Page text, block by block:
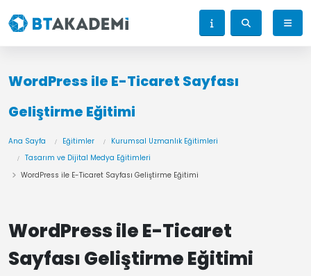
WordPress ile E-Ticaret Sayfası
Geliştirme​ Eğitimi
Ana Sayfa Eğitimler
Kurumsal Uzmanlık Eğitimleri
Tasarım ve Dijital Medya Eğitimleri
WordPress ile E-Ticaret Sayfası Geliştirme​ Eğitimi
WordPress ile E-Ticaret
Sayfası Geliştirme​ Eğitimi